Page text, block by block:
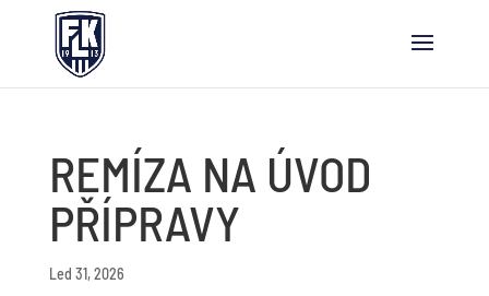
REMÍZA NA ÚVOD
PŘÍPRAVY
Led 31, 2026